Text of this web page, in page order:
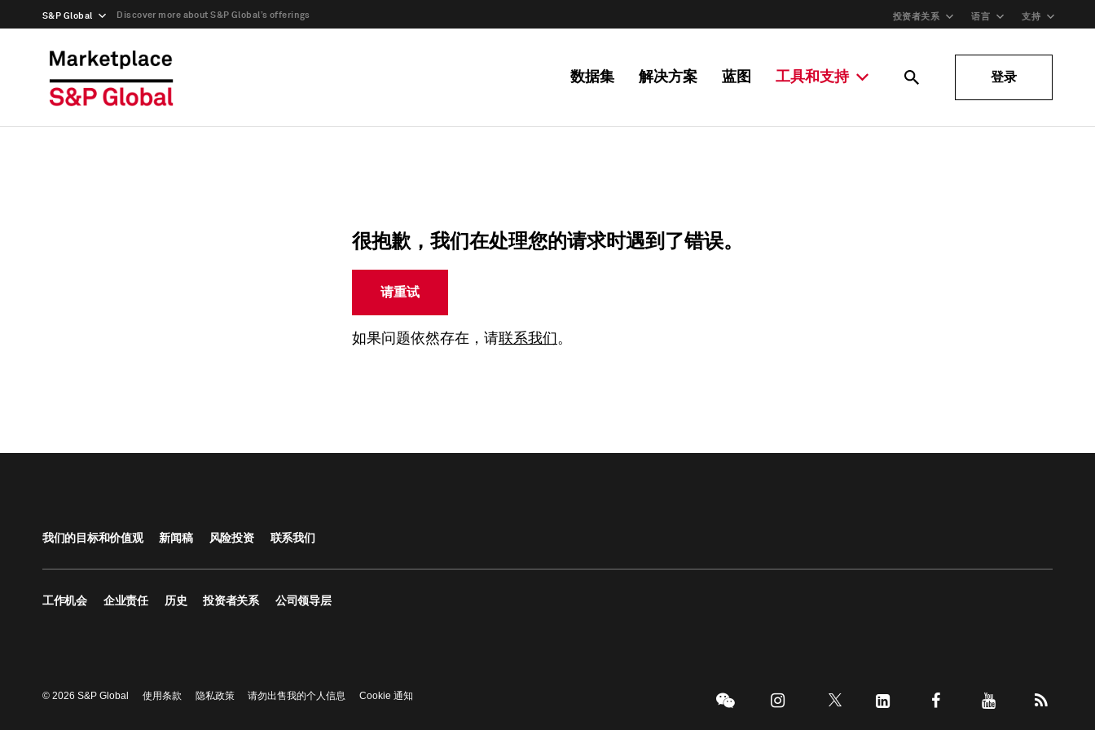
S&P Global Discover more about S&P Global’s offerings 投资者关系 语言 支持
数据集 解决方案 蓝图 工具和支持 登录
很抱歉，我们在处理您的请求时遇到了错误。
请重试
如果问题依然存在，请联系我们 。
我们的目标和价值观 新闻稿 风险投资 联系我们
工作机会 企业责任 历史 投资者关系 公司领导层
© 2026 S&P Global 使用条款 隐私政策 请勿出售我的个人信息 Cookie 通知